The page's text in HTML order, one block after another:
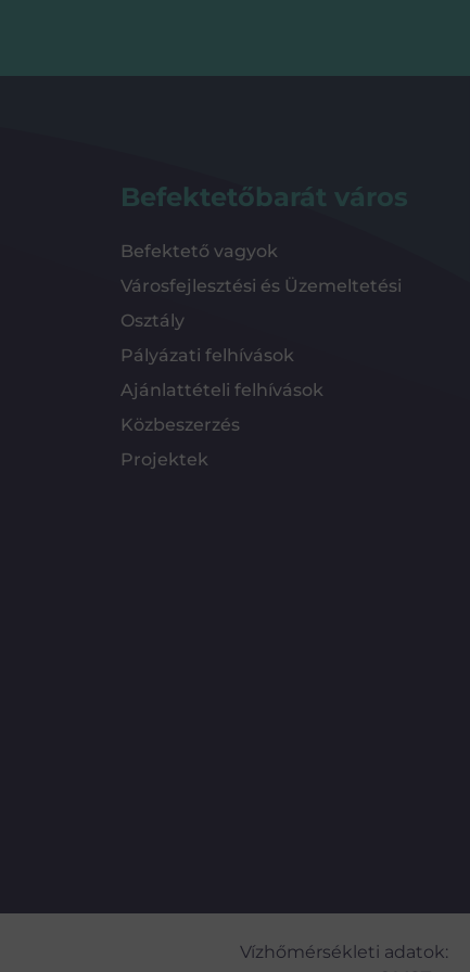
Befektetőbarát város
Befektető vagyok
Városfejlesztési és Üzemeltetési
Osztály
Pályázati felhívások
Ajánlattételi felhívások
Közbeszerzés
Projektek
Vízhőmérsékleti adatok: